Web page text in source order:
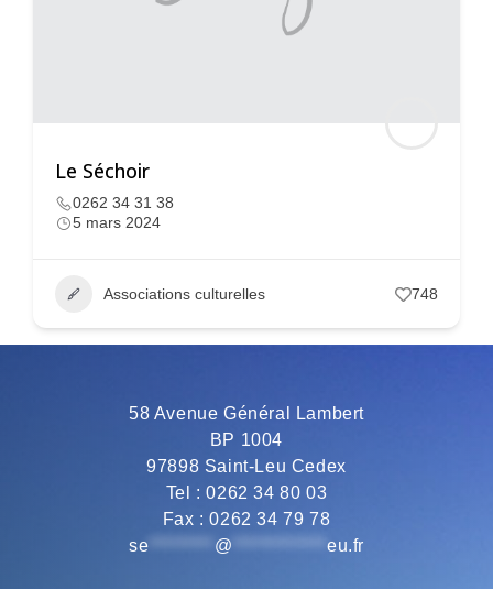
Le Séchoir
0262 34 31 38
5 mars 2024
Associations culturelles 748
58 Avenue Général Lambert
BP 1004
97898 Saint-Leu Cedex
Tel : 0262 34 80 03
Fax : 0262 34 79 78
se
@ *************eu.fr